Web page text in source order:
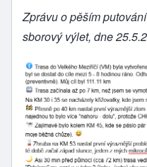
Zprávu o pěším
sborový výlet, dne